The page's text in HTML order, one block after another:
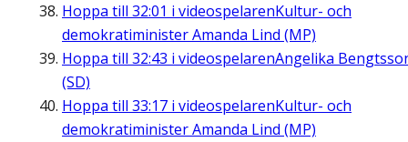
Hoppa till 32:01 i videospelarenKultur- och
demokratiminister Amanda Lind (MP)
Hoppa till 32:43 i videospelarenAngelika
(SD)
Hoppa till 33:17 i videospelarenKultur- och
demokratiminister Amanda Lind (MP)